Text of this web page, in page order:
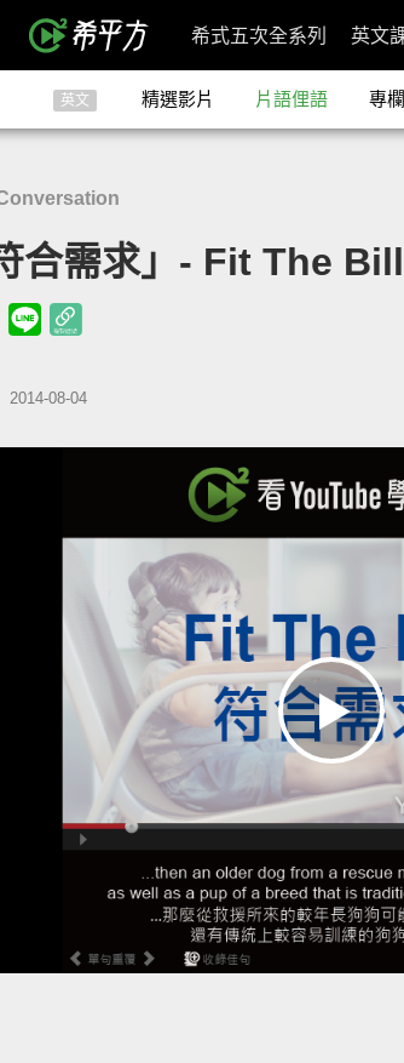
希式五次全系列 英文
英文 精選影片 片語俚語 專
合需求」- Fit The Bill
2014-08-04